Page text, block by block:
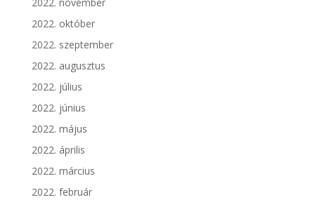
2022. október
2022. szeptember
2022. augusztus
2022. július
2022. június
2022. május
2022. április
2022. március
2022. február